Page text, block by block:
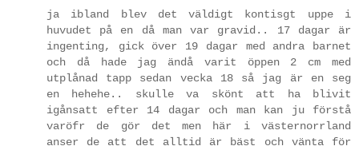
ja ibland blev det väldigt kontisgt uppe i
huvudet på en då man var gravid.. 17 dagar är
ingenting, gick över 19 dagar med andra barnet
och då hade jag ändå varit öppen 2 cm med
utplånad tapp sedan vecka 18 så jag är en seg
en hehehe.. skulle va skönt att ha blivit
igånsatt efter 14 dagar och man kan ju förstå
varöfr de gör det men här i västernorrland
anser de att det alltid är bäst och vänta för